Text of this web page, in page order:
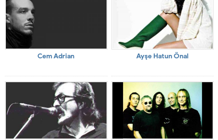
Cem Adrian Ayşe Hatun Önal